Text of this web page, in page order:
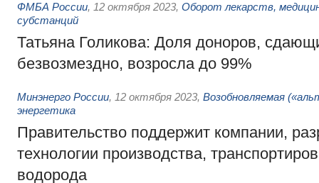
ФМБА России, 12 октября 2023, Оборот лекарств,
субстанций
Татьяна Голикова: Доля доноров,
безвозмездно, возросла до 99%
Минэнерго России, 12 октября 2023, Возобновляемая
энергетика
Правительство поддержит компании,
технологии производства,
водорода